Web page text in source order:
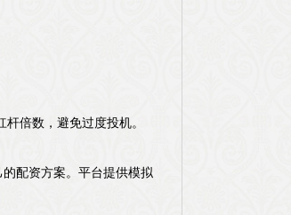
倍数，避免过度投机。
配资方案。平台提供模拟